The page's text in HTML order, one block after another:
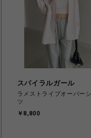
スパイラルガール
ラメストライプオーバー
ツ
￥8,800